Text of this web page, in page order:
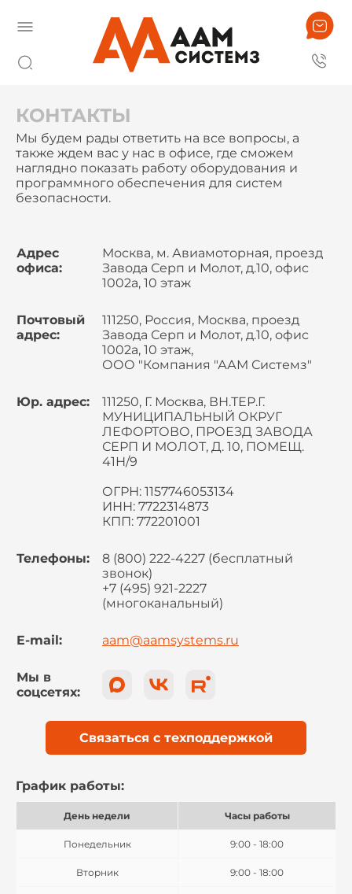
КОНТАКТЫ
Мы будем рады ответить на все вопросы, а
также ждем вас у нас в офисе, где сможем
наглядно показать работу оборудования и
программного обеспечения для систем
безопасности.
Адрес
офиса:
Москва, м. Авиамоторная, проезд
Завода Серп и Молот, д.10, офис
1002а, 10 этаж
Почтовый
адрес:
111250, Россия, Москва, проезд
Завода Серп и Молот, д.10, офис
1002а, 10 этаж,
ООО "Компания "ААМ Системз"
Юр. адрес:
111250, Г. Москва, ВН.ТЕР.Г.
МУНИЦИПАЛЬНЫЙ ОКРУГ
ЛЕФОРТОВО, ПРОЕЗД ЗАВОДА
СЕРП И МОЛОТ, Д. 10, ПОМЕЩ.
41Н/9
ОГРН: 1157746053134
ИНН: 7722314873
КПП: 772201001
Телефоны:
8 (800) 222-4227 (бесплатный
звонок)
+7 (495) 921-2227
(многоканальный)
E-mail: aam@aamsystems.ru
Мы в
соцсетях:
Связаться с техподдержкой
График работы:
День недели Часы работы
Понедельник 9:00 - 18:00
Вторник 9:00 - 18:00